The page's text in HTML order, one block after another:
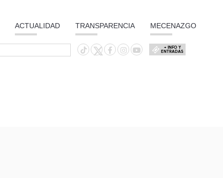
ACTUALIDAD TRANSPARENCIA MECENAZGO
+ INFO Y
ENTRADAS